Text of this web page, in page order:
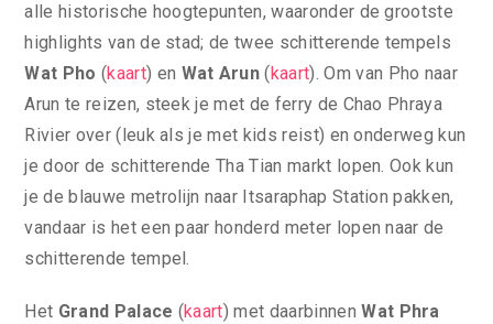
alle historische hoogtepunten, waaronder de grootste
highlights van de stad; de twee schitterende tempels
Wat Pho (kaart) en Wat Arun ( kaart). Om van Pho naar
Arun te reizen, steek je met de ferry de Chao Phraya
Rivier over (leuk als je met kids reist) en onderweg kun
je door de schitterende Tha Tian markt lopen. Ook kun
je de blauwe metrolijn naar Itsaraphap Station pakken,
vandaar is het een paar honderd meter lopen naar de
schitterende tempel.
Het Grand Palace (kaart) met daarbinnenWat Phra